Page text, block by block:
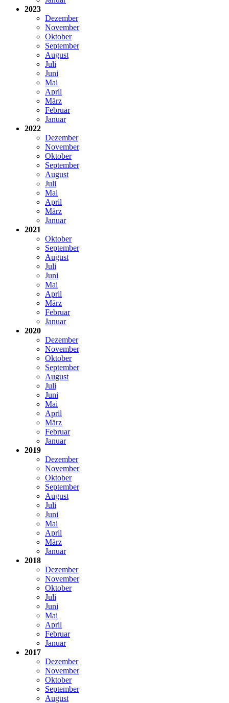
2023
Dezember
November
Oktober
September
August
Juli
Juni
Mai
April
März
Februar
Januar
2022
Dezember
November
Oktober
September
August
Juli
Mai
April
März
Januar
2021
Oktober
September
August
Juli
Juni
Mai
April
März
Februar
Januar
2020
Dezember
November
Oktober
September
August
Juli
Juni
Mai
April
März
Februar
Januar
2019
Dezember
November
Oktober
September
August
Juli
Juni
Mai
April
März
Januar
2018
Dezember
November
Oktober
Juli
Juni
Mai
April
Februar
Januar
2017
Dezember
November
Oktober
September
August